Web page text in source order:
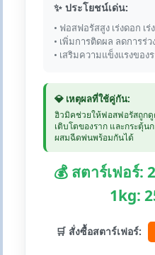
✨ ประโยชน์เด่น:
• ฟอสฟอรัสสูง เร่งดอก เร่
• เพิ่มการติดผล ลดการร่ว
• เสริมความแข็งแรงของ
💎 เหตุผลที่ใช้คู่กัน:
ฮิวมิคช่วยให้ฟอสฟอรัสถูกดู
เติบโตของราก และกระตุ้น
ผสมฉีดพ่นพร้อมกันได้
💰 สตาร์เฟอร์:
1kg:
🛒 สั่งซื้อสตาร์เฟอร์: